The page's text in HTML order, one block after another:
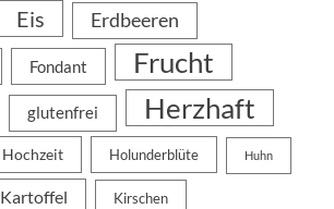
Eis Erdbeeren
Fondant Frucht
glutenfrei Herzhaft
Hochzeit Holunderblüte Huhn
Kartoffel Kirschen